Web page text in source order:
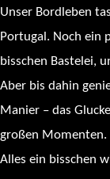
Unser Bordleben
Portugal. Noch ein
bisschen Bastelei,
Aber bis dahin
Manier – das
großen Momenten.
Alles ein bisschen